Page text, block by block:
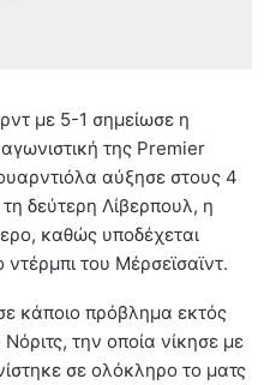
με 5-1 σημείωσε η
της Premier
αύξησε στους 4
δεύτερη Λίβερπουλ, η
καθώς υποδέχεται
του Μέρσεϊσαϊντ.
κάποιο πρόβλημα εκτός
την οποία νίκησε με
σε ολόκληρο το ματς